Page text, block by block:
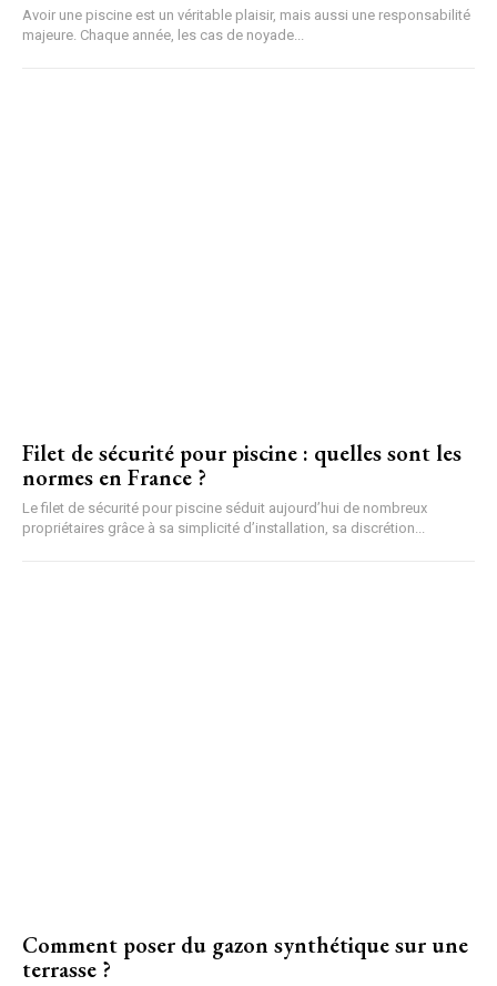
Avoir une piscine est un véritable plaisir, mais aussi une responsabilité
majeure. Chaque année, les cas de noyade...
Filet de sécurité pour piscine : quelles sont les
normes en France ?
Le filet de sécurité pour piscine séduit aujourd’hui de nombreux
propriétaires grâce à sa simplicité d’installation, sa discrétion...
Comment poser du gazon synthétique sur une
terrasse ?